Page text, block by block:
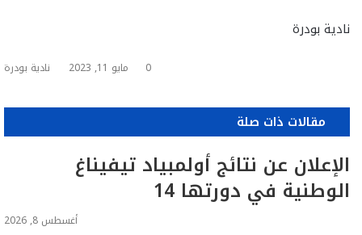
نادية بودرة
نادية بودرة مايو 11, 2023 0
مقالات ذات صلة
الإعلان عن نتائج أولمبياد تيفيناغ
الوطنية في دورتها 14
أغسطس 8, 2026